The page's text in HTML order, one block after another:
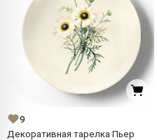
9
Декоративная тарелка Пьер